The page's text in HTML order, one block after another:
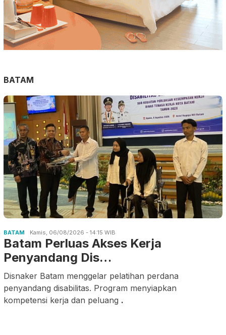
BATAM
BATAM Kamis, 06/08/2026 - 14:15 WIB
Batam Perluas Akses Kerja
Penyandang Dis…
Disnaker Batam menggelar pelatihan perdana
penyandang disabilitas. Program menyiapkan
kompetensi kerja dan peluang .